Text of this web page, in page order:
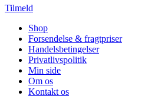
Tilmeld
Shop
Forsendelse & fragtpriser
Handelsbetingelser
Privatlivspolitik
Min side
Om os
Kontakt os